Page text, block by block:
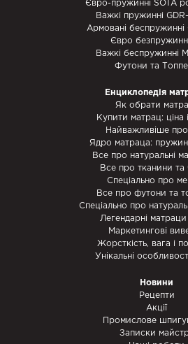
Євро-пружинні SOTA
Важкі пружинні
Армовані беспружинні
Євро
Важкі беспружинні
Футони та
Енциклопедія
Як обрати
Купити матрац: ціна і
Найважливіше про
Ядро матраца:
Все про натуральні
Все про тканини та
Спеціально про
Все про футони та
Спеціально про
Легендарні матраци
Маркетингові
Жорсткість, вага і
Унікальні
Новини
Рецепти
Акції
Промислове
Записки